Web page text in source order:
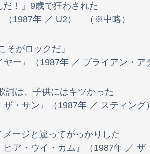
だ！」9歳で狂わされた
（1987年 ／ U2） （※中略）
そがロックだ」
ヤー』（1987年 ／ ブライアン・
詞は、子供にはキツかった
ザ・サン』（1987年 ／ スティン
ージと違ってがっかりした
ヒア・ウイ・カム』（1987年 ／